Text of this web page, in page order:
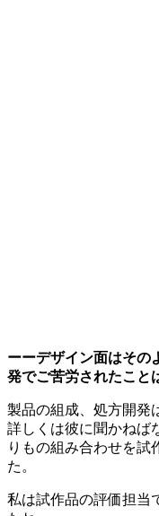
ーーデザイン面はその
発でご苦労されたこと
製品の組成、処方開発
詳しくは彼に聞かねば
りもの組み合わせを試
た。
私は試作品の評価担当